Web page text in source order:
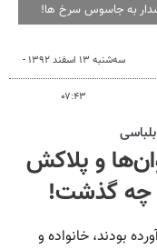
به جاسوس سرخ ها!
سه‌شنبه ۱۳ اسفند ۱۳۹۲ -
۰۷:۴۳
و پلاکش
چه گذشت!
بودند، خانواده و